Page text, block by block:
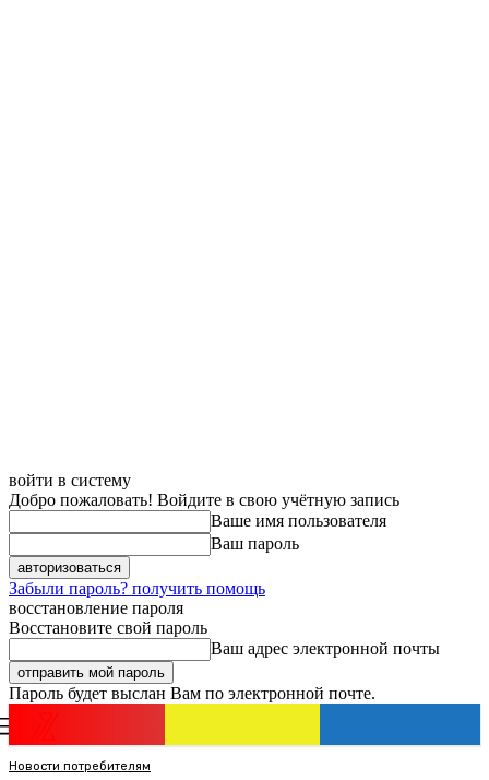
войти в систему
Добро пожаловать! Войдите в свою учётную запись
Ваше имя пользователя
Ваш пароль
Забыли пароль? получить помощь
восстановление пароля
Восстановите свой пароль
Ваш адрес электронной почты
Пароль будет выслан Вам по электронной почте.
Новости потребителям